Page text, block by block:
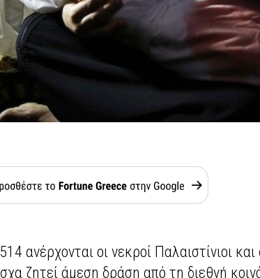
ανέρχονται οι νεκροί Παλαιστίνιοι
ζητεί άμεση δράση από τη διεθνή